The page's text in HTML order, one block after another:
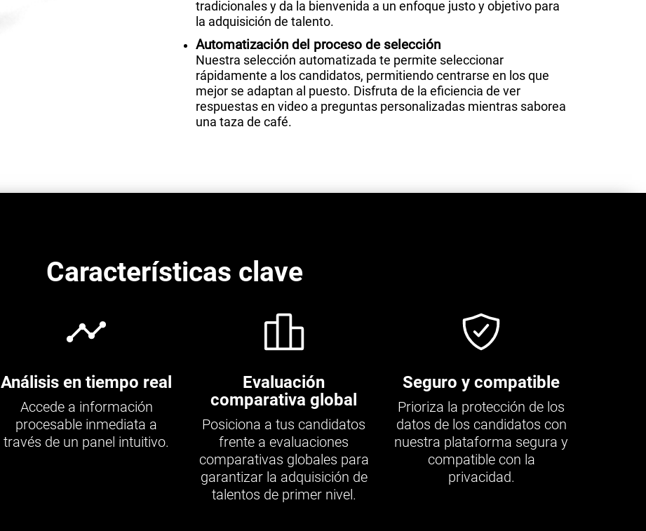
tradicionales y da la bienvenida a un enfoque justo y objetivo para
la adquisición de talento.
Automatización del proceso de selección
Nuestra selección automatizada te permite seleccionar
rápidamente a los candidatos, permitiendo centrarse en los que
mejor se adaptan al puesto. Disfruta de la eficiencia de ver
respuestas en video a preguntas personalizadas mientras saborea
una taza de café.
Características clave
Análisis en tiempo real
Accede a información
procesable inmediata a
través de un panel intuitivo.
Evaluación
comparativa global
Posiciona a tus candidatos
frente a evaluaciones
comparativas globales para
garantizar la adquisición de
talentos de primer nivel.
Seguro y compatible
Prioriza la protección de los
datos de los candidatos con
nuestra plataforma segura y
compatible con la
privacidad.